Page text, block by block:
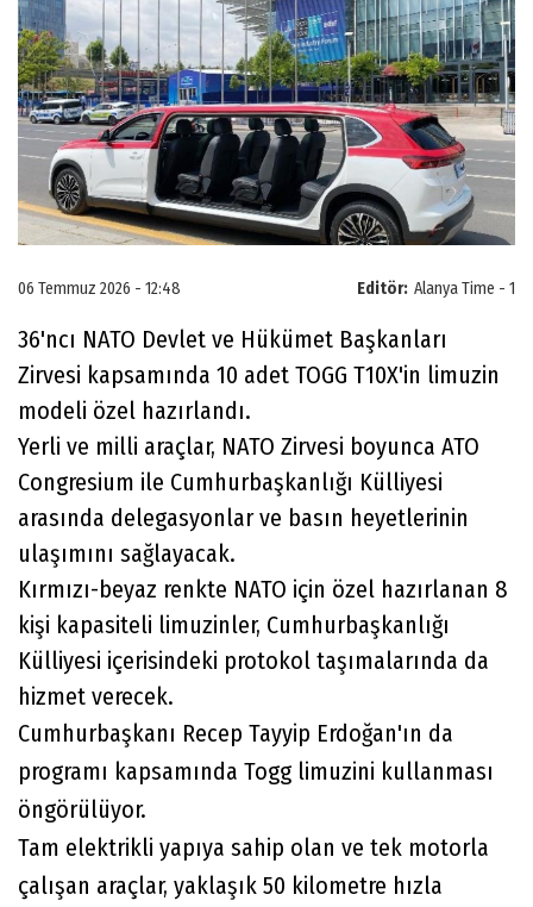
Editör: Alanya Time - 1
06 Temmuz 2026 - 12:48
36'ncı NATO Devlet ve Hükümet Başkanları
Zirvesi kapsamında 10 adet TOGG T10X'in limuzin
modeli özel hazırlandı.
Yerli ve milli araçlar, NATO Zirvesi boyunca ATO
Congresium ile Cumhurbaşkanlığı Külliyesi
arasında delegasyonlar ve basın heyetlerinin
ulaşımını sağlayacak.
Kırmızı-beyaz renkte NATO için özel hazırlanan 8
kişi kapasiteli limuzinler, Cumhurbaşkanlığı
Külliyesi içerisindeki protokol taşımalarında da
hizmet verecek.
Cumhurbaşkanı Recep Tayyip Erdoğan'ın da
programı kapsamında Togg limuzini kullanması
öngörülüyor.
Tam elektrikli yapıya sahip olan ve tek motorla
çalışan araçlar, yaklaşık 50 kilometre hızla